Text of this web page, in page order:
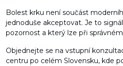
Bolest krku není součást
jednoduše akceptovat. Je to
pozornost a který lze při
Objednejte se na vstupní
centru po celém Slovensku, kde